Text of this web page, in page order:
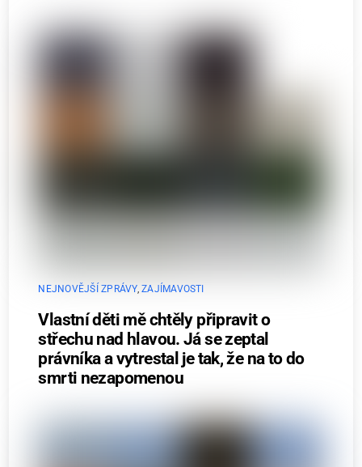
NEJNOVĚJŠÍ ZPRÁVY,ZAJÍMAVOSTI
Vlastní děti mě chtěly připravit o
střechu nad hlavou. Já se zeptal
právníka a vytrestal je tak, že na to do
smrti nezapomenou